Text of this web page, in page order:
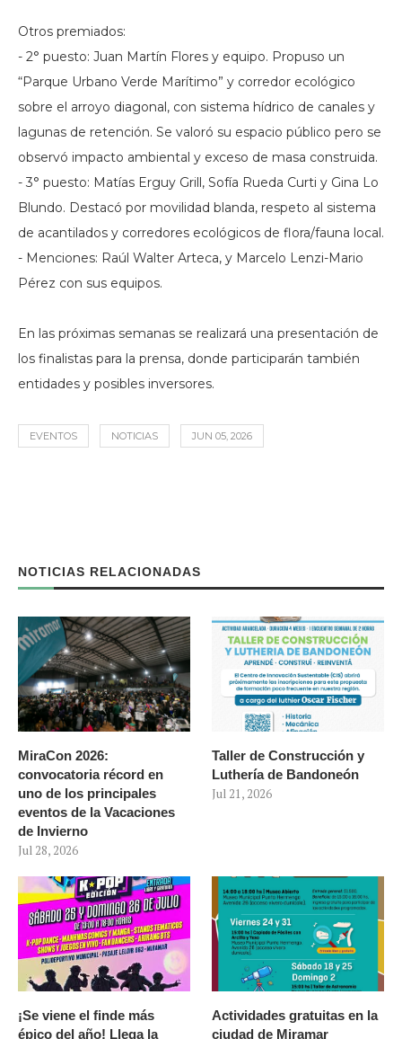
Otros premiados:
- 2° puesto: Juan Martín Flores y equipo. Propuso un
“Parque Urbano Verde Marítimo” y corredor ecológico
sobre el arroyo diagonal, con sistema hídrico de canales y
lagunas de retención. Se valoró su espacio público pero se
observó impacto ambiental y exceso de masa construida.
- 3° puesto: Matías Erguy Grill, Sofía Rueda Curti y Gina Lo
Blundo. Destacó por movilidad blanda, respeto al sistema
de acantilados y corredores ecológicos de flora/fauna local.
- Menciones: Raúl Walter Arteca, y Marcelo Lenzi-Mario
Pérez con sus equipos.
En las próximas semanas se realizará una presentación de
los finalistas para la prensa, donde participarán también
entidades y posibles inversores.
EVENTOS NOTICIAS JUN 05, 2026
NOTICIAS RELACIONADAS
MiraCon 2026:
convocatoria récord en
uno de los principales
eventos de la Vacaciones
de Invierno
Jul 28, 2026
Taller de Construcción y
Luthería de Bandoneón
Jul 21, 2026
¡Se viene el finde más
épico del año! Llega la
Actividades gratuitas en la
ciudad de Miramar